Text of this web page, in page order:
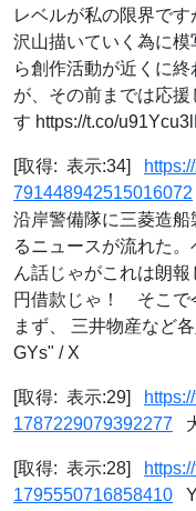
レベルが私の限界で
沢山描いていく為に
ら創作活動が近くに
が、その前までは応
す https://t.co/
[取得: 表示:34]
791448942515016072
沿岸警備隊に三菱造
るニュースが流れた
ん話じゃがこれは朗
円借款じゃ！ そこで
まず、 三井物産など
GYs" / X
[取得: 表示:29]
1787229079392277
[取得: 表示:28]
1795550716858410